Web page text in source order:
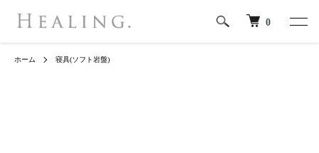
0
ホーム 寝具(ソフト岩盤)